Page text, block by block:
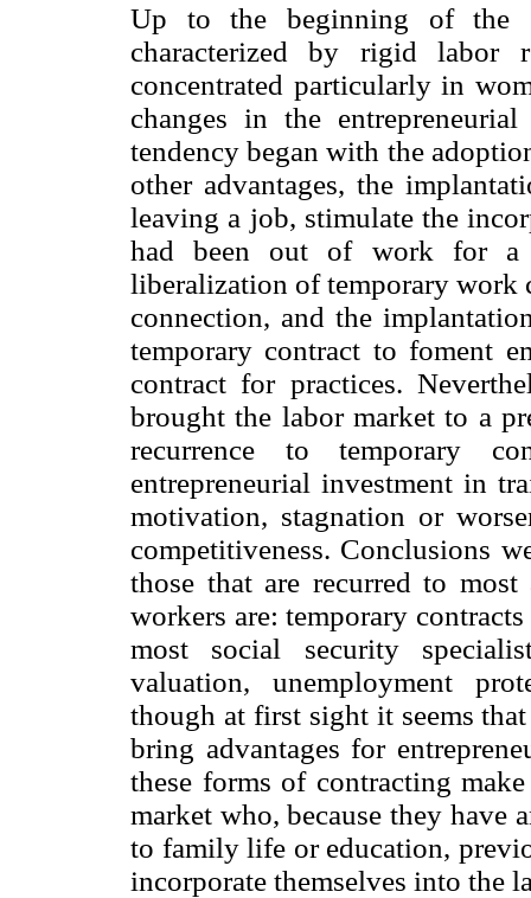
Up to the beginning of the
characterized by rigid labor
concentrated particularly in
changes in the
tendency began with the
other advantages, the
leaving a job, stimulate the
had been out of work for a
liberalization of temporary work
connection, and the
temporary contract to foment
contract for practices.
brought the labor market to a
recurrence to temporary
entrepreneurial investment in
motivation, stagnation or
competitiveness. Conclusions
those that are recurred to
workers are: temporary
most social security
valuation, unemployment
though at first sight it seems
bring advantages for
these forms of contracting
market who, because they have
to family life or education,
incorporate themselves into the